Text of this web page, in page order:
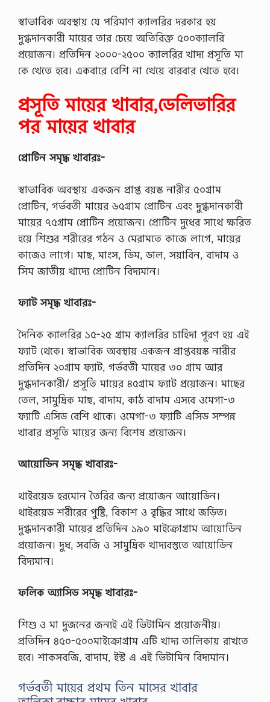
স্বাভাবিক অবস্থায় যে পরিমাণ ক্যালরির দরকার হয়
দুগ্ধদানকারী মায়ের তার চেয়ে অতিরিক্ত ৫০০ক্যালরি
প্রয়োজন। প্রতিদিন ২০০০-২৫০০ ক্যালরির খাদ্য প্রসূতি মা
কে খেতে হবে। একবারে বেশি না খেয়ে বারবার খেতে হবে।
প্রসূতি মায়ের খাবার,ডেলিভারির
পর মায়ের খাবার
প্রোটিন সমৃদ্ধ খাবারঃ-
স্বাভাবিক অবস্থায় একজন প্রাপ্ত বয়স্ক নারীর ৫০গ্রাম
প্রোটিন, গর্ভবতী মায়ের ৬৫গ্রাম প্রোটিন এবং দুগ্ধদানকারী
মায়ের ৭৫গ্রাম প্রোটিন প্রয়োজন। প্রোটিন দুধের সাথে ক্ষরিত
হয়ে শিশুর শরীরের গঠন ও মেরামতে কাজে লাগে, মায়ের
কাজেও লাগে। মাছ, মাংস, ডিম, ডাল, সয়াবিন, বাদাম ও
সিম জাতীয় খাদ্যে প্রোটিন বিদ্যমান।
ফ্যাট সমৃদ্ধ খাবারঃ-
দৈনিক ক্যালরির ১৫-২৫ গ্রাম ক্যালরির চাহিদা পূরণ হয় এই
ফ্যাট থেকে। স্বাভাবিক অবস্থায় একজন প্রাপ্তবয়স্ক নারীর
প্রতিদিন ২০গ্রাম ফ্যাট, গর্ভবতী মায়ের ৩০ গ্রাম আর
দুগ্ধদানকারী/ প্রসূতি মায়ের ৪৫গ্রাম ফ্যাট প্রয়োজন। মাছের
তেল, সামুদ্রিক মাছ, বাদাম, কাঠ বাদাম এসবে ওমেগা-৩
ফ্যাটি এসিড বেশি থাকে। ওমেগা-৩ ফ্যাটি এসিড সম্পন্ন
খাবার প্রসূতি মায়ের জন্য বিশেষ প্রয়োজন।
আয়োডিন সমৃদ্ধ খাবারঃ-
থাইরয়েড হরমোন তৈরির জন্য প্রয়োজন আয়োডিন।
থাইরয়েড শরীরের পুষ্টি, বিকাশ ও বৃদ্ধির সাথে জড়িত।
দুগ্ধদানকারী মায়ের প্রতিদিন ১৯০ মাইক্রোগ্রাম আয়োডিন
প্রয়োজন। দুধ, সবজি ও সামুদ্রিক খাদ্যবস্তুতে আয়োডিন
বিদ্যমান।
ফলিক অ্যাসিড সমৃদ্ধ খাবারঃ-
শিশু ও মা দুজনের জন্যই এই ভিটামিন প্রয়োজনীয়।
প্রতিদিন ৪৫০-৫০০মাইক্রোগ্রাম এটি খাদ্য তালিকায় রাখতে
হবে। শাকসবজি, বাদাম, ইস্ট এ এই ভিটামিন বিদ্যমান।
গর্ভবতী মায়ের প্রথম তিন মাসের খাবার